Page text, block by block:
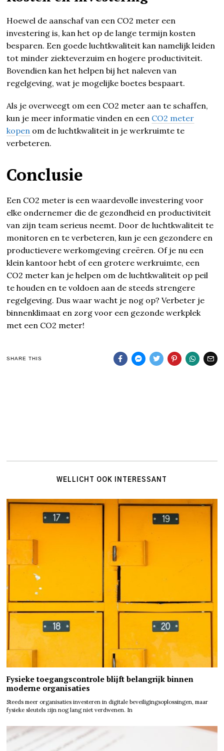
Hoewel de aanschaf van een CO2 meter een
investering is, kan het op de lange termijn kosten
besparen. Een goede luchtkwaliteit kan namelijk leiden
tot minder ziekteverzuim en hogere productiviteit.
Bovendien kan het helpen bij het naleven van
regelgeving, wat je mogelijke boetes bespaart.
Als je overweegt om een CO2 meter aan te schaffen,
kun je meer informatie vinden en een CO2 meter
kopen om de luchtkwaliteit in je werkruimte te
verbeteren.
Conclusie
Een CO2 meter is een waardevolle investering voor
elke ondernemer die de gezondheid en productiviteit
van zijn team serieus neemt. Door de luchtkwaliteit te
monitoren en te verbeteren, kun je een gezondere en
productievere werkomgeving creëren. Of je nu een
klein kantoor hebt of een grotere werkruimte, een
CO2 meter kan je helpen om de luchtkwaliteit op peil
te houden en te voldoen aan de steeds strengere
regelgeving. Dus waar wacht je nog op? Verbeter je
binnenklimaat en zorg voor een gezonde werkplek
met een CO2 meter!
SHARE THIS
WELLICHT OOK INTERESSANT
Fysieke toegangscontrole blijft belangrijk binnen
moderne organisaties
Steeds meer organisaties investeren in digitale beveiligingsoplossingen, maar
fysieke sleutels zijn nog lang niet verdwenen. In